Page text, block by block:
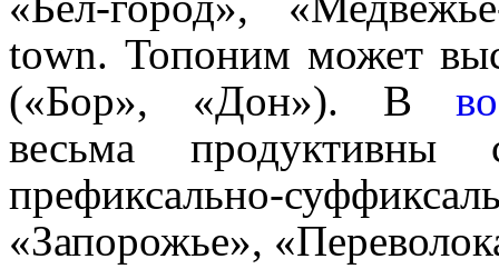
town. Топоним может
(«Бор», «Дон»). В
весьма продуктивны
префиксально-
«Запорожье»,